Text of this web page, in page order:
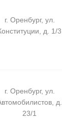
г. Оренбург, ул.
д. 1/3
г. Оренбург, ул.
д.
23/1